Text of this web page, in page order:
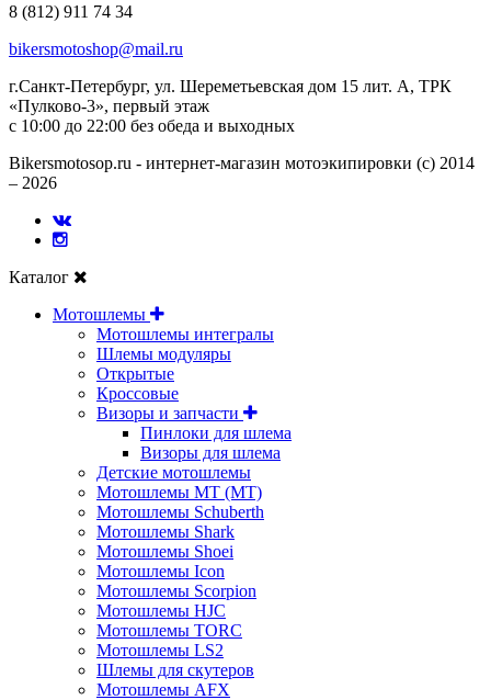
8 (812) 911 74 34
bikersmotoshop@mail.ru
г.Санкт-Петербург, ул. Шереметьевская дом 15 лит. А, ТРК
«Пулково-3», первый этаж
с 10:00 до 22:00 без обеда и выходных
Bikersmotosop.ru - интернет-магазин мотоэкипировки (c) 2014
– 2026
Каталог
Мотошлемы
Мотошлемы интегралы
Шлемы модуляры
Открытые
Кросcовые
Визоры и запчасти
Пинлоки для шлема
Визоры для шлема
Детские мотошлемы
Мотошлемы MT (МТ)
Мотошлемы Schuberth
Мотошлемы Shark
Мотошлемы Shoei
Мотошлемы Icon
Мотошлемы Scorpion
Мотошлемы HJC
Мотошлемы TORC
Мотошлемы LS2
Шлемы для скутеров
Мотошлемы AFX